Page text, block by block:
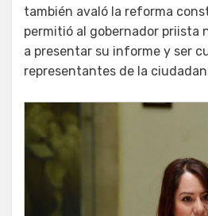
también avaló la reforma
permitió al gobernador priista
a presentar su informe y ser
representantes de la